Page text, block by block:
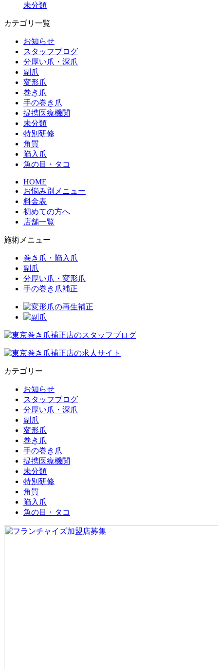
未分類
カテゴリ一覧
お知らせ
スタッフブログ
分厚い爪・深爪
副爪
変形爪
巻き爪
手の巻き爪
提携医療機関
未分類
特別研修
角質
陥入爪
魚の目・タコ
HOME
お悩み別メニュー
料金表
初めての方へ
店舗一覧
施術メニュー
巻き爪・陥入爪
副爪
分厚い爪・変形爪
手の巻き爪補正
カテゴリー
お知らせ
スタッフブログ
分厚い爪・深爪
副爪
変形爪
巻き爪
手の巻き爪
提携医療機関
未分類
特別研修
角質
陥入爪
魚の目・タコ